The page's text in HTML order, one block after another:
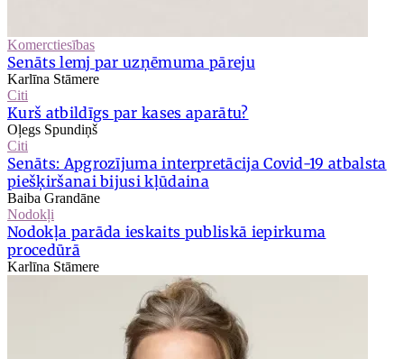
Komerctiesības
Senāts lemj par uzņēmuma pāreju
Karlīna Stāmere
Citi
Kurš atbildīgs par kases aparātu?
Oļegs Spundiņš
Citi
Senāts: Apgrozījuma interpretācija Covid-19 atbalsta
piešķiršanai bijusi kļūdaina
Baiba Grandāne
Nodokļi
Nodokļa parāda ieskaits publiskā iepirkuma
procedūrā
Karlīna Stāmere